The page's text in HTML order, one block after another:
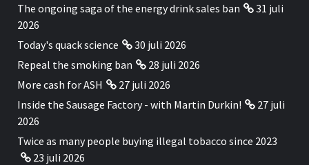
The ongoing saga of the energy drink sales ban
31 juli
2026
Today's quack science
30 juli 2026
Repeal the smoking ban
28 juli 2026
More cash for ASH
27 juli 2026
Inside the Sausage Factory - with Martin Durkin!
27 juli
2026
Twice as many people buying illegal tobacco since 2023
23 juli 2026